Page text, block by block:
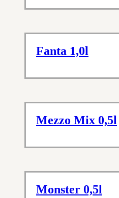
Fanta 1,0l
Mezzo Mix 0,5l
Monster 0,5l